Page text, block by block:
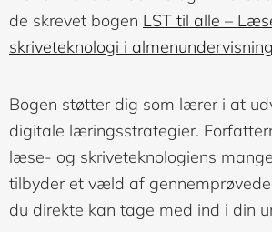
de skrevet bogen LST til alle –
skriveteknologi i
Bogen støtter dig som lærer i at
digitale læringsstrategier.
læse- og skriveteknologiens
tilbyder et væld af
du direkte kan tage med ind i din